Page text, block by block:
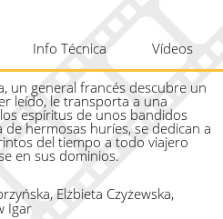
Info Técnica Vídeos
un general francés descubre un
leído, le transporta a una
espíritus de unos bandidos
hermosas huríes, se dedican a
del tiempo a todo viajero
en sus dominios.
Elżbieta Czyżewska,
Igar